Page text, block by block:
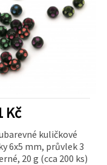
Kč
kuličkové
6x5 mm, průvlek 3
20 g (cca 200 ks)